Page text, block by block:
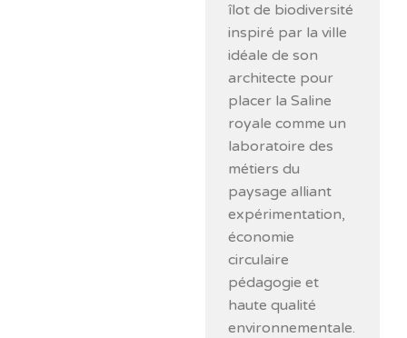
îlot de biodiversité
inspiré par la ville
idéale de son
architecte pour
placer la Saline
royale comme un
laboratoire des
métiers du
paysage alliant
expérimentation,
économie
circulaire
pédagogie et
haute qualité
environnementale.